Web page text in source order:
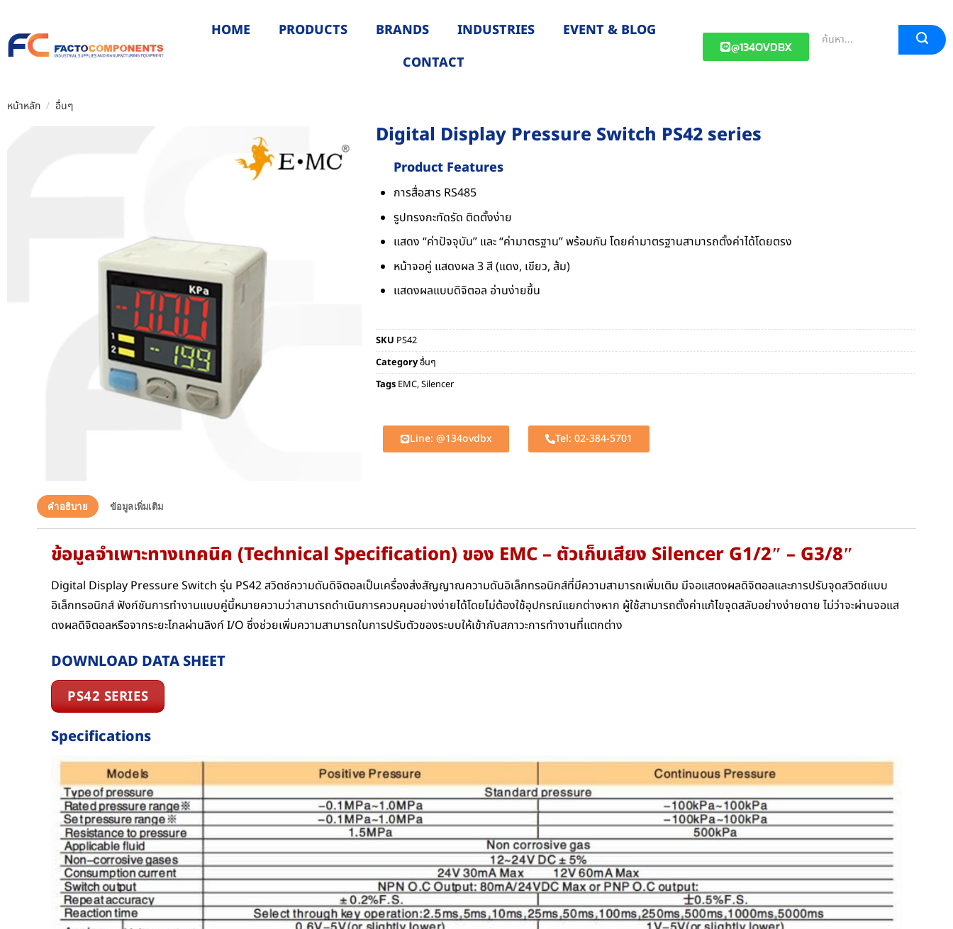
HOME PRODUCTS BRANDS INDUSTRIES
EVENT & BLOG
CONTACT
@134OVDBX
หน้าหลัก / อื่นๆ
Digital Display Pressure Switch PS42 series
Product Features
การสื่อสาร RS485
รูปทรงกะทัดรัด ติดตั้งง่าย
แสดง “ค่าปัจจุบัน” และ “ค่ามาตรฐาน” พร้อมกัน โดยค่ามาตรฐานสามารถตั้งค่าได้โดยตรง
หน้าจอคู่ แสดงผล 3 สี (แดง, เขียว, ส้ม)
แสดงผลแบบดิจิตอล อ่านง่ายขึ้น
SKU PS42
Categoryอื่นๆ
Tags EMC,Silencer
Line: @134ovdbx Tel: 02-384-5701
คำอธิบาย ข้อมูลเพิ่มเติม
ข้อมูลจำเพาะทางเทคนิค (Technical Specification) ของ EMC – ตัวเก็บเสียง Silencer G1/2″ – G3/8″
Digital Display Pressure Switch รุ่น PS42 สวิตช์ความดันดิจิตอลเป็นเครื่องส่งสัญญาณความดันอิเล็กทรอนิกส์ที่มีความสามารถเพิ่มเติม มีจอแสดงผลดิจิตอลและการปรับจุดสวิตช์แบบ
อิเล็กทรอนิกส์ ฟังก์ชันการทำงานแบบคู่นี้หมายความว่าสามารถดำเนินการควบคุมอย่างง่ายได้โดยไม่ต้องใช้อุปกรณ์แยกต่างหาก ผู้ใช้สามารถตั้งค่าแก้ไขจุดสลับอย่างง่ายดาย ไม่ว่าจะผ่านจอแส
ดงผลดิจิตอลหรือจากระยะไกลผ่านลิงก์ I/O ซึ่งช่วยเพิ่มความสามารถในการปรับตัวของระบบให้เข้ากับสภาวะการทำงานที่แตกต่าง
DOWNLOAD DATA SHEET
PS42 SERIES
Specifications